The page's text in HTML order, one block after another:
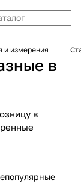
и измерения
в
в